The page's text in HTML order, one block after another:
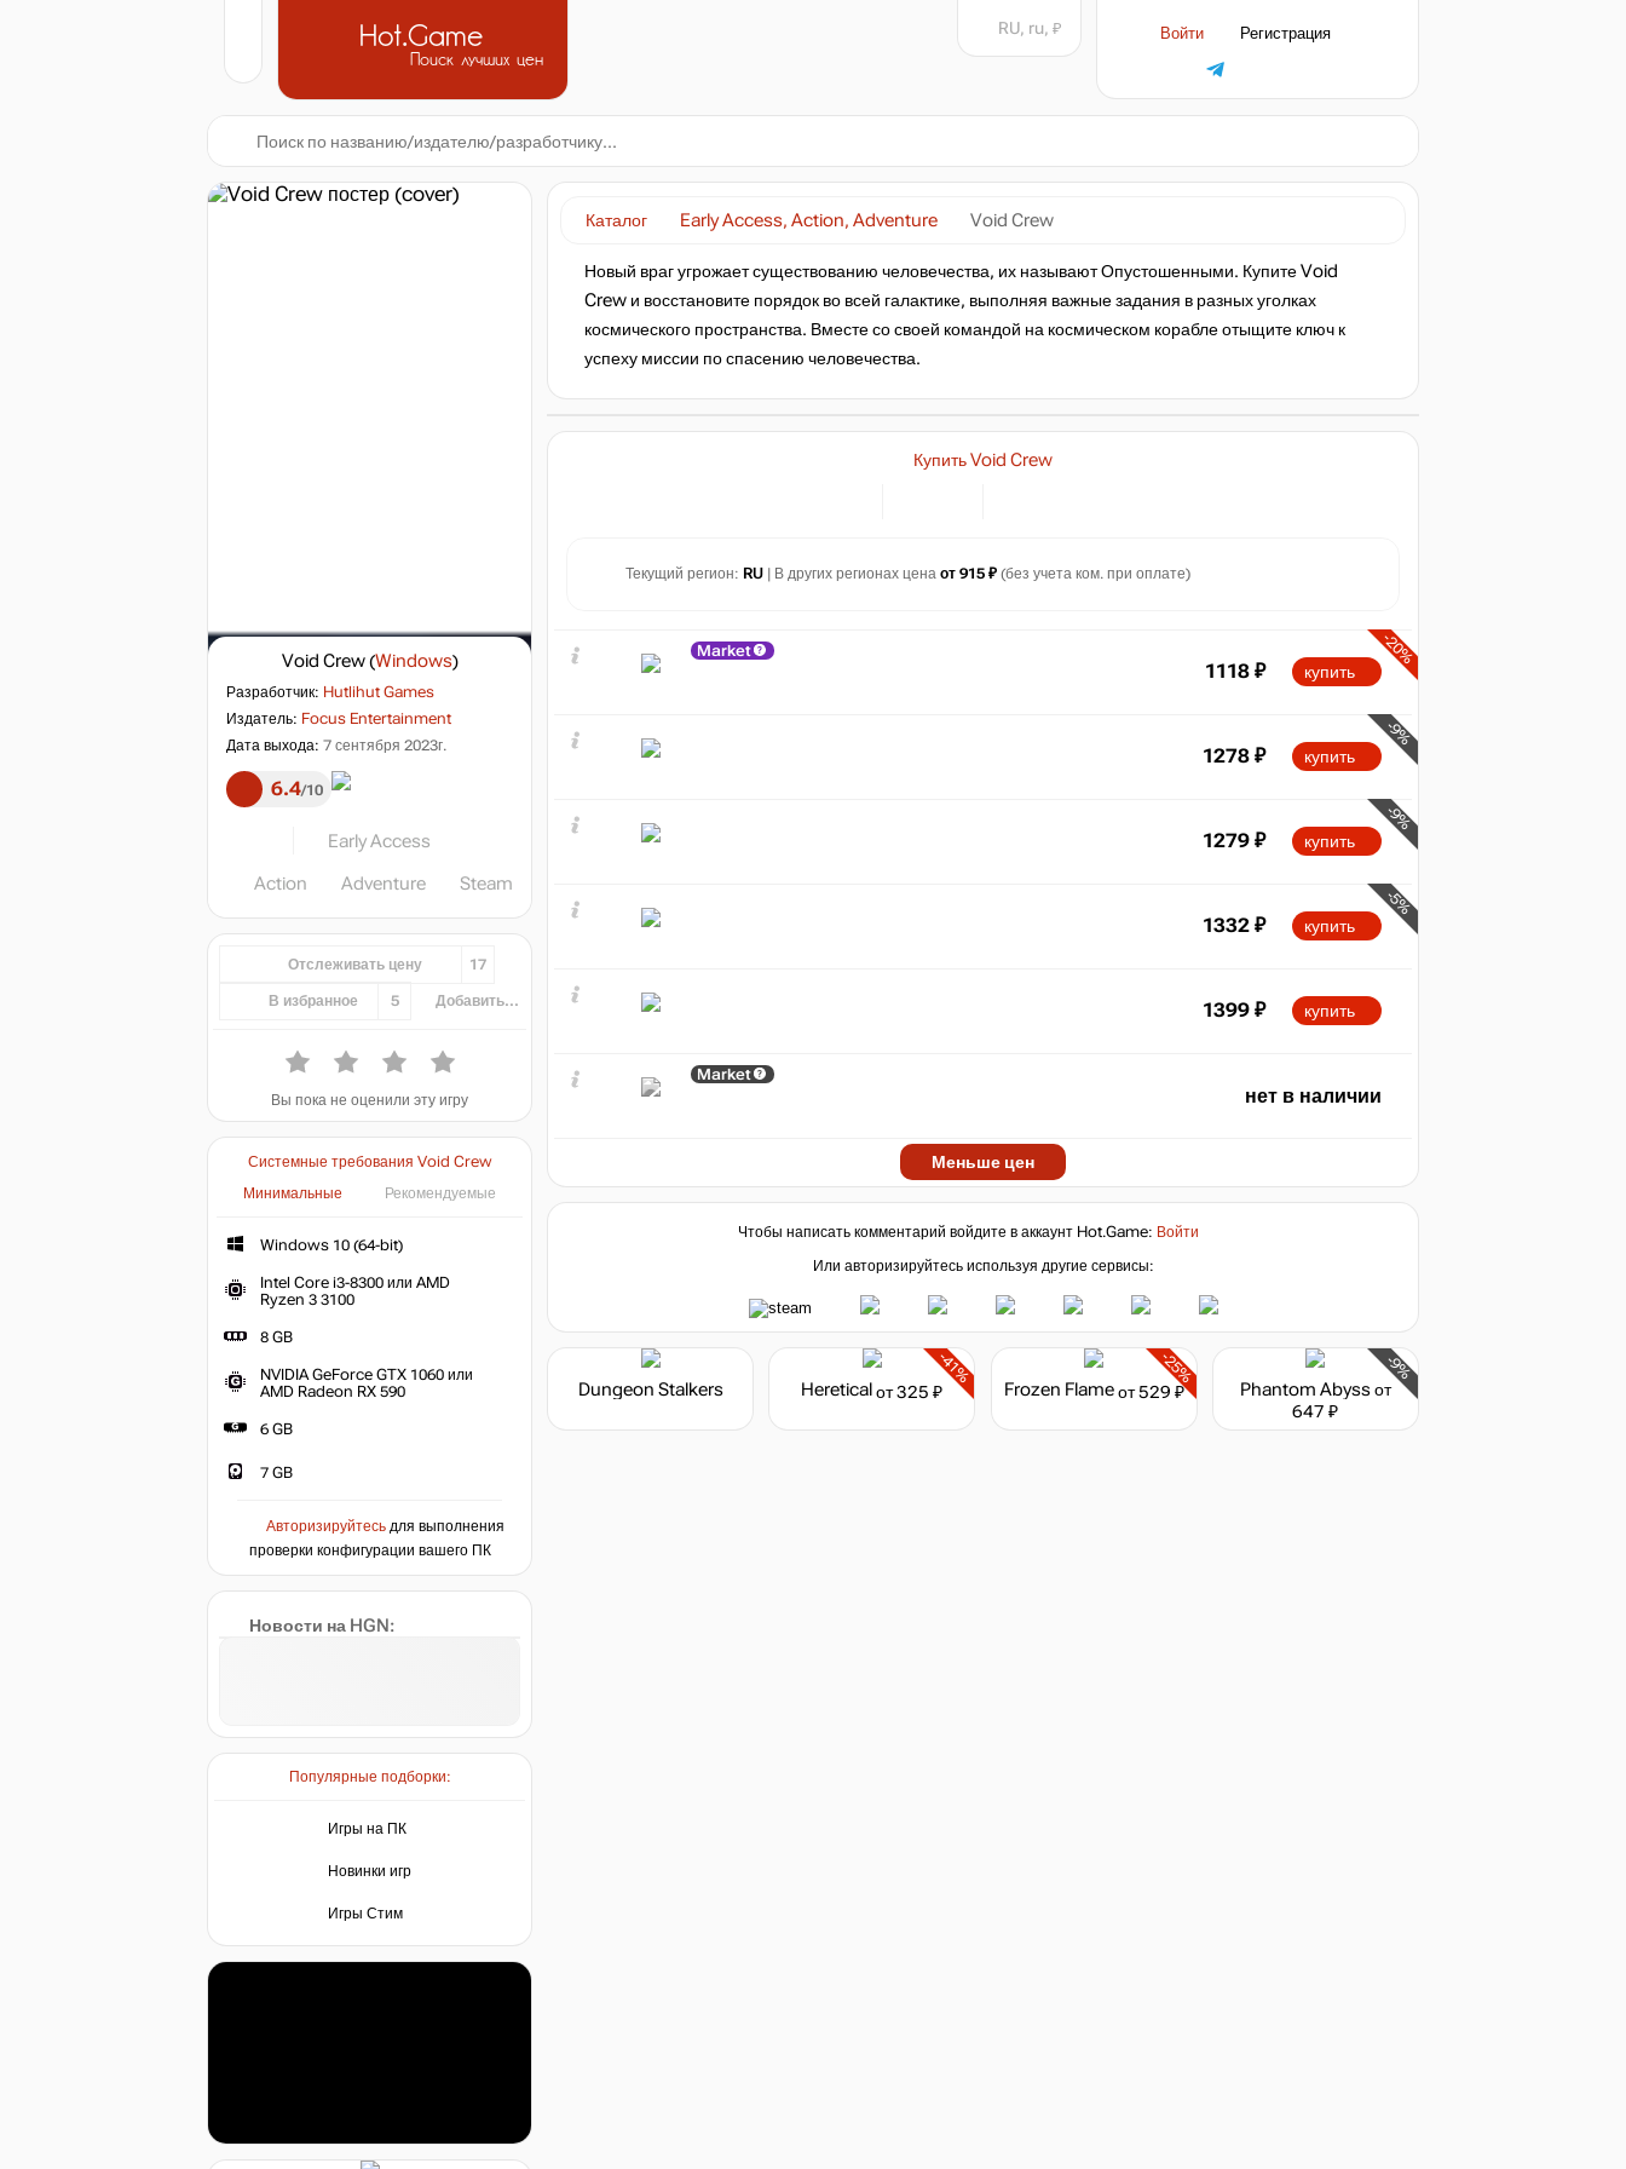
Hot.Game
Поиск лучших цен
Войти Регистрация
RU, ru, ₽
Void Crew (Windows)
Разработчик: Hutlihut Games
Издатель: Focus Entertainment
Дата выхода: 7 сентября 2023г.
6.4 10
Early Access
Action Adventure Steam
Отслеживать цену 17
В избранное 5 Добавить...
Вы пока не оценили эту игру
Системные требования Void Crew
Минимальные
Рекомендуемые
Windows 10 (64-bit)
Intel Core i3-8300 или AMD
Ryzen 3 3100
8 GB
NVIDIA GeForce GTX 1060 или
AMD Radeon RX 590
6 GB
7 GB
Авторизируйтесьдля выполнения
проверки конфигурации вашего ПК
Новости на HGN:
Популярные подборки:
Игры на ПК
Новинки игр
Игры Стим
Каталог Early Access, Action, Adventure Void Crew
Новый враг угрожает существованию человечества, их называют Опустошенными. Купите Void
Crew и восстановите порядок во всей галактике, выполняя важные задания в разных уголках
космического пространства. Вместе со своей командой на космическом корабле отыщите ключ к
успеху миссии по спасению человечества.
Купить Void Crew
Текущий регион: RU | В других регионах цена от 915 ₽ (без учета ком. при оплате)
Market -20%
1118 ₽ купить
-9%
1278 ₽ купить
-9%
1279 ₽ купить
-5%
1332 ₽ купить
1399 ₽ купить
Market
нет в наличии
Меньше цен
Чтобы написать комментарий войдите в аккаунт Hot.Game: Войти
Или авторизируйтесь используя другие сервисы:
Dungeon Stalkers
-41%
Hereticalот 325 ₽
-25%
Frozen Flameот 529 ₽
-9%
Phantom Abyssот
647 ₽